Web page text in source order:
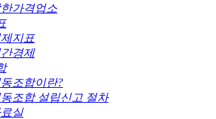
가격업소
지표
경제
동조합이란?
동조합 설립신고 절차
실